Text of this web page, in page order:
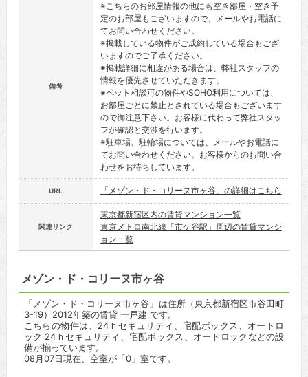
備考
※こちらのお部屋情報の他にも空き部屋・空き予
定のお部屋もございますので、メールやお電話に
てお問い合わせください。
※掲載している物件がご成約している場合もござ
いますのでご了承ください。
※掲載詳細に相違がある場合は、弊社スタッフの
情報を優先させていただきます。
※ペット相談可の物件やSOHO利用については、
お部屋ごとに禁止とされている場合もございます
ので御注意下さい。お客様に代わって弊社スタッ
フが確認と交渉を行います。
※駐車場、駐輪場については、メールやお電話に
てお問い合わせください。お客様からのお問い合
わせをお待ちしています。
URL 「メゾン・ド・コリーヌ市ヶ谷」の詳細はこちら
関連リンク
東京都新宿区内の賃貸マンション一覧
東京メトロ南北線「市ケ谷駅」周辺の賃貸マンシ
ョン一覧
メゾン・ド・コリーヌ市ヶ谷
「メゾン・ド・コリーヌ市ヶ谷」は住所（東京都新宿区市谷田町
3-19）2012年築の賃貸 一戸建 です。
こちらの物件は、24ｈセキュリティ、宅配ボックス、オートロ
ック 24ｈセキュリティ、宅配ボックス、オートロックなどの設
備が揃っています。
08月07日現在、空室が「0」室です。